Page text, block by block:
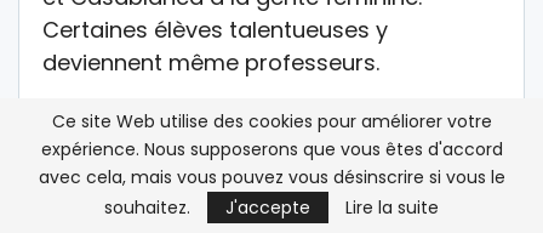
Certaines élèves talentueuses y
deviennent même professeurs.
Ces conservatoires nationaux ont permis
aux femmes marocaines de mettre en
avant leur sensibilité musicale, qu’elles
soient joueuses du Qanoûn, de Luth, de la
Ce site Web utilise des cookies pour améliorer votre
expérience. Nous supposerons que vous êtes d'accord
avec cela, mais vous pouvez vous désinscrire si vous le
souhaitez.
J'accepte Lire la suite